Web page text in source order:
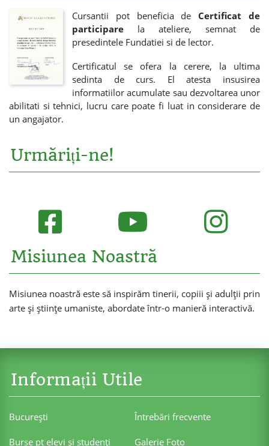
Cursantii pot beneficia de Certificat de
participare la ateliere, semnat de
presedintele Fundatiei si de lector.
Certificatul se ofera la cerere, la ultima
sedinta de curs. El atesta insusirea
informatiilor acumulate sau dezvoltarea unor
abilitati si tehnici, lucru care poate fi luat in considerare de
un angajator.
Urmăriți-ne!
Misiunea Noastră
Misiunea noastră este să inspirăm tinerii, copiii și adulții prin
arte și științe umaniste, abordate într-o manieră interactivă.
Informații Utile
Bucureşti Întrebări frecvente
Burse pt elevi şi studenţi Galerie Foto